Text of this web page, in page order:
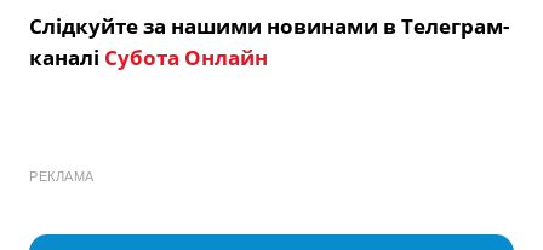
Слідкуйте за нашими новинами в Телеграм-
каналі Субота Онлайн
РЕКЛАМА